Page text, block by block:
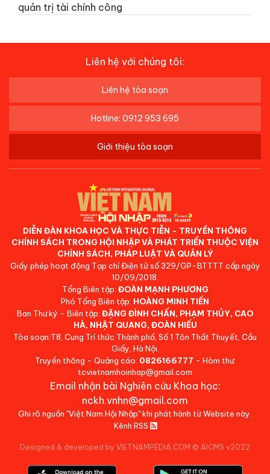
quản trị tài chính công
Liên hệ với chúng tôi:
Liên hệ tòa soạn
Hotline: 0912 953 695
Giới thiệu tòa soạn
DIỄN ĐÀN KHOA HỌC VÀ THỰC TIỄN - TRUYỀN THÔNG
CHÍNH SÁCH TRONG HỘI NHẬP VÀ PHÁT TRIỂN THUỘC VIỆN
CHÍNH SÁCH, PHÁP LUẬT VÀ QUẢN LÝ
Giấy phép hoạt động Tạp chí Điện tử số 329/GP-BTTTT cấp ngày
10/09/2018.
Tổng Biên tập: ĐOÀN MẠNH PHƯƠNG
Phó Tổng Biên tập: HOÀNG MINH TIẾN
Ban Thư ký - Biên tập: ĐẶNG ĐÌNH CHẤN, PHẠM THỦY, CAO
HÀ, NHẬT QUANG, ĐOÀN HIẾU
Tòa soạn:T8, Cung Trí thức Thành phố, Số 1 Tôn Thất Thuyết, Cầu
Giấy, Hà Nội.
Truyền thông - Quảng cáo: 0826166777 - Hòm thư:
tcvietnamhoinhap@gmail.com
Email nhận bài Nghiên cứu Khoa học:
nckh.vnhn@gmail.com
Ghi rõ nguồn "Việt Nam Hội Nhập" khi phát hành từ Website này.
Kênh RSS
Designed & developed by VIETNAMPEDIA.COM © AICMS v2022